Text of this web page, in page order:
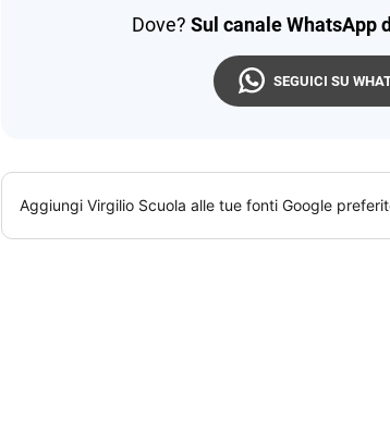
Dove? Sul canale WhatsApp
SEGUICI SU
Aggiungi Virgilio Scuola alle tue fonti Google